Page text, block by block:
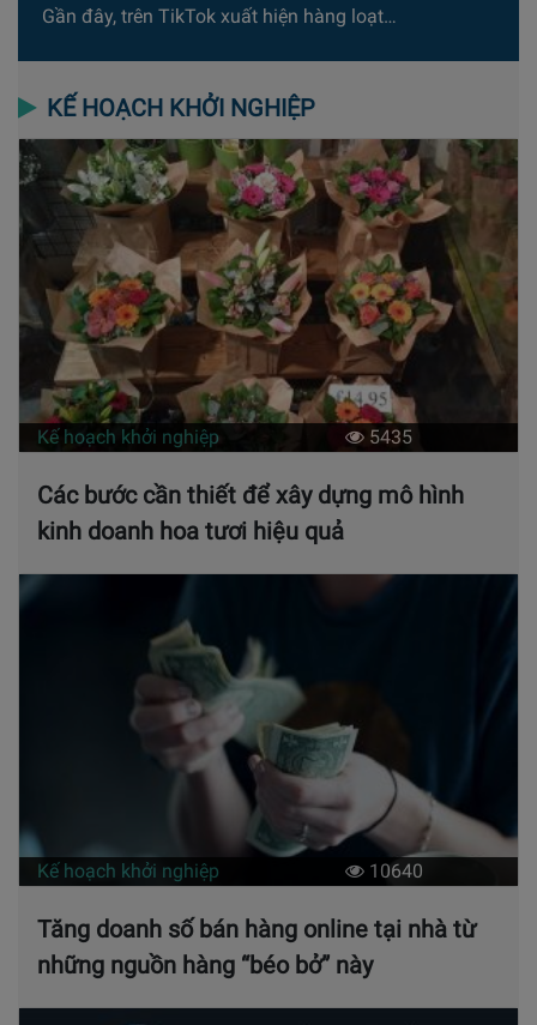
Gần đây, trên TikTok xuất hiện hàng loạt…
KẾ HOẠCH KHỞI NGHIỆP
Kế hoạch khởi nghiệp 5435
Các bước cần thiết để xây dựng mô hình
kinh doanh hoa tươi hiệu quả
Kế hoạch khởi nghiệp 10640
Tăng doanh số bán hàng online tại nhà từ
những nguồn hàng “béo bở” này